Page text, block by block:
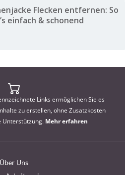
Flecken entfernen: So
einfach & schonend
Links ermöglichen Sie es
zu erstellen, ohne Zusatzkosten
Unterstützung. Mehr erfahren
Über Uns